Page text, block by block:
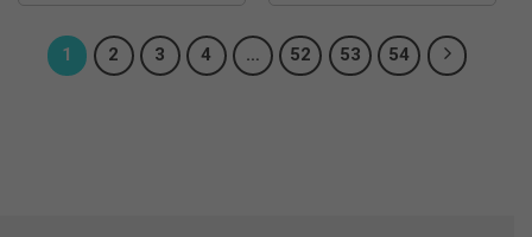
1 2 3 4 … 52 53 54